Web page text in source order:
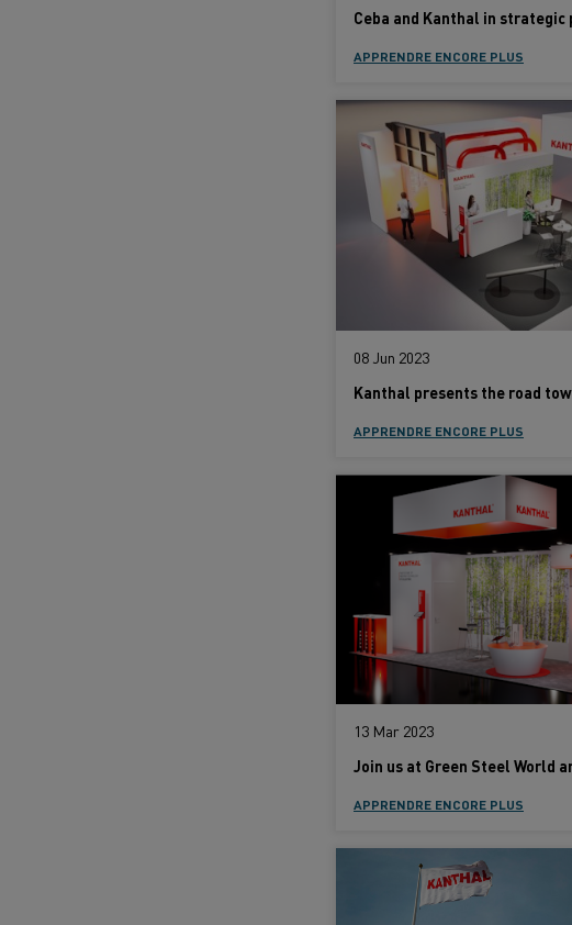
APPRENDRE ENCORE PLUS
08 Jun 2023
APPRENDRE ENCORE PLUS
13 Mar 2023
APPRENDRE ENCORE PLUS